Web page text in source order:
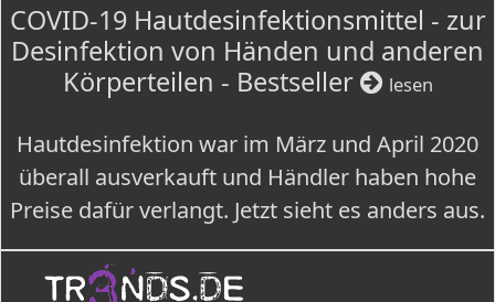
COVID-19 Hautdesinfektionsmittel - zur
Desinfektion von Händen und anderen
Körperteilen - Bestseller
lesen
Hautdesinfektion war im März und April 2020
überall ausverkauft und Händler haben hohe
Preise dafür verlangt. Jetzt sieht es anders aus.